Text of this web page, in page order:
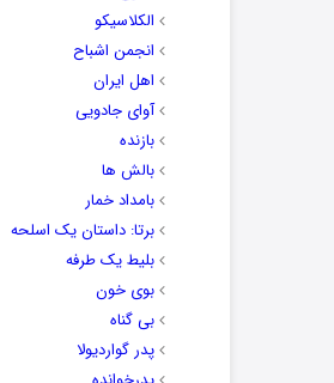
الکلاسیکو
انجمن اشباح
اهل ایران
آوای جادویی
بازنده
بالش ها
بامداد خمار
برتا: داستان یک اسلحه
بلیط یک‌‌ طرفه
بوی خون
بی گناه
پدر گواردیولا